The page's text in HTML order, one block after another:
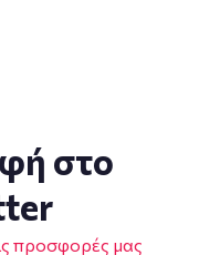
στο
προσφορές μας